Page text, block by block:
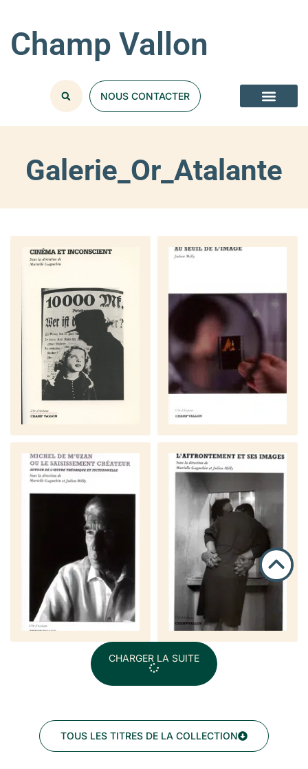
Champ Vallon
NOUS CONTACTER
Galerie_Or_Atalante
TOUS LES TITRES DE LA COLLECTION
CHARGER LA SUITE